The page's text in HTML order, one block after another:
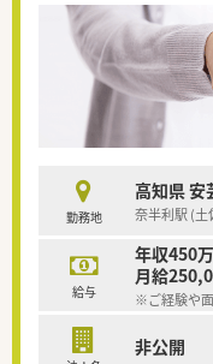
勤務地
高知県 安
奈半利駅 (土
給与
年収450
月給
※ご経験や
非公開